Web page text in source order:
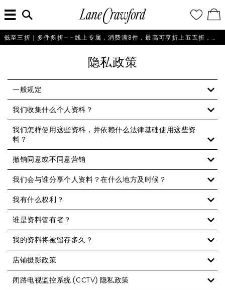
佛
探
的
尚
界
的
愿
望
清
单
看
／
修
购
单
入
搜
索
信
息...
低至三折｜多件多折——线上专属，消费满8件，最高可享折上五五折，即刻选购！
隐私政策
一般规定
我们收集什么个人资料？
我们怎样使用这些资料，并依赖什么法律基础使用这些资
料？
撤销同意或不同意营销
我们会与谁分享个人资料？在什么地方及时候？
我有什么权利？
谁是资料管有者？
我的资料将被留存多久？
店铺摄影政策
闭路电视监控系统 (CCTV) 隐私政策